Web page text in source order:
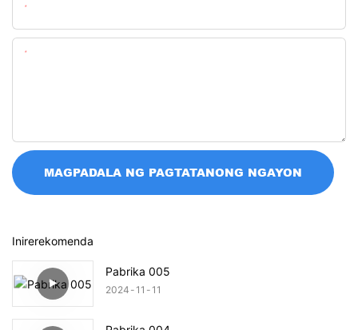
MAGPADALA NG PAGTATANONG NGAYON
Inirerekomenda
Pabrika 005
2024 11 11